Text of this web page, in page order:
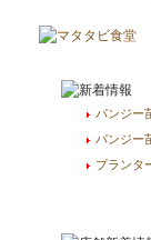
パンジー
パンジー
プランタ